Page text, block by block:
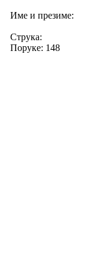
Име и презиме:
Струка:
Поруке: 148